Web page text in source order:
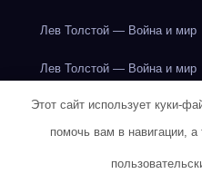
Лев Толстой — Война и мир
Лев Толстой — Война и мир
Лондон Лондон Лондон
Этот сайт использует куки-
помочь вам в навигации,